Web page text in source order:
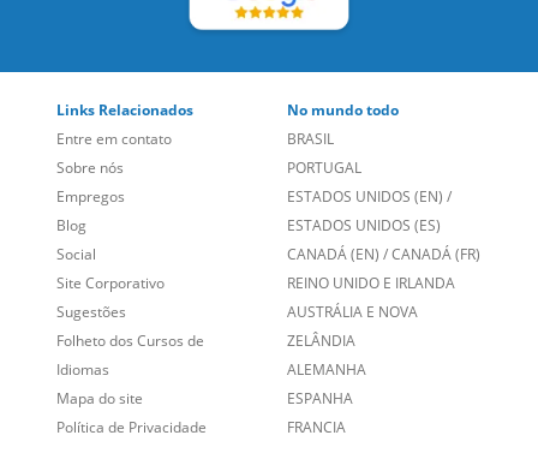
Links Relacionados
Entre em contato
Sobre nós
Empregos
Blog
Social
Site Corporativo
Sugestões
Folheto dos Cursos de
Idiomas
Mapa do site
Política de Privacidade
No mundo todo
BRASIL
PORTUGAL
ESTADOS UNIDOS (EN) /
ESTADOS UNIDOS (ES)
CANADÁ (EN) /CANADÁ (FR)
REINO UNIDO E IRLANDA
AUSTRÁLIA E NOVA
ZELÂNDIA
ALEMANHA
ESPANHA
FRANCIA